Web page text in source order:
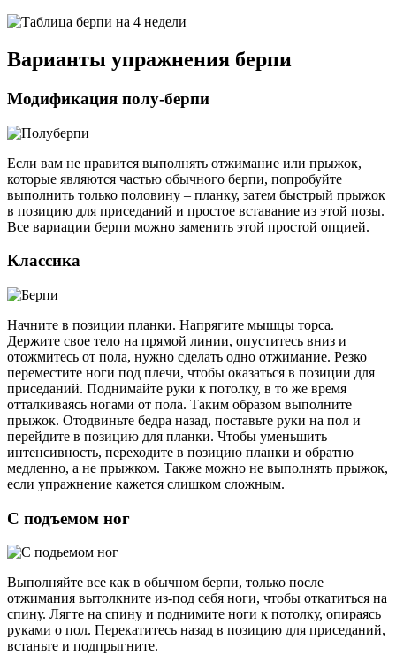
Варианты упражнения берпи
Модификация полу-берпи
Если вам не нравится выполнять отжимание или прыжок,
которые являются частью обычного берпи, попробуйте
выполнить только половину – планку, затем быстрый прыжок
в позицию для приседаний и простое вставание из этой позы.
Все вариации берпи можно заменить этой простой опцией.
Классика
Начните в позиции планки. Напрягите мышцы торса.
Держите свое тело на прямой линии, опуститесь вниз и
отожмитесь от пола, нужно сделать одно отжимание. Резко
переместите ноги под плечи, чтобы оказаться в позиции для
приседаний. Поднимайте руки к потолку, в то же время
отталкиваясь ногами от пола. Таким образом выполните
прыжок. Отодвиньте бедра назад, поставьте руки на пол и
перейдите в позицию для планки. Чтобы уменьшить
интенсивность, переходите в позицию планки и обратно
медленно, а не прыжком. Также можно не выполнять прыжок,
если упражнение кажется слишком сложным.
С подъемом ног
Выполняйте все как в обычном берпи, только после
отжимания вытолкните из-под себя ноги, чтобы откатиться на
спину. Лягте на спину и поднимите ноги к потолку, опираясь
руками о пол. Перекатитесь назад в позицию для приседаний,
встаньте и подпрыгните.